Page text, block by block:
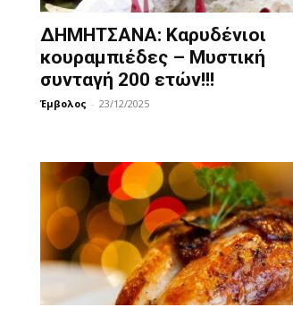
ΔΗΜΗΤΣΑΝΑ: Καρυδένιοι
κουραμπιέδες – Μυστική
συνταγή 200 ετών!!!
Έμβολος - 23/12/2025